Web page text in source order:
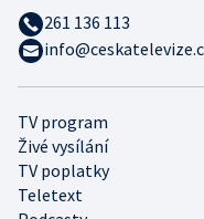
TV program
Živé vysílání
TV poplatky
Teletext
261 136 113